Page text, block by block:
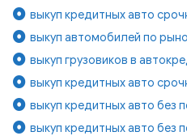
выкуп кредитных авто
выкуп автомобилей по
выкуп грузовиков в
выкуп кредитных авто
выкуп кредитных авто без
выкуп кредитных авто без